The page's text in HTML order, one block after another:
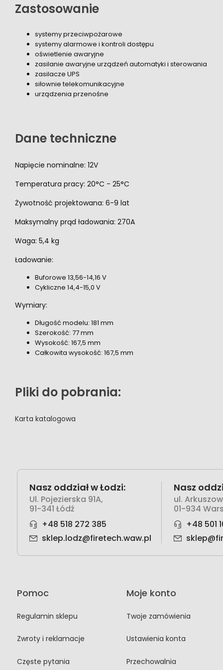
Zastosowanie
systemy przeciwpożarowe
systemy alarmowe i kontroli dostępu
oświetlenie awaryjne
zasilanie awaryjne urządzeń automatyki i sterowania
zasilacze UPS
siłownie telekomunikacyjne
urządzenia przenośne
Dane techniczne
Napięcie nominalne: 12V
Temperatura pracy: 20°C - 25°C
Żywotność projektowana: 6-9 lat
Maksymalny prąd ładowania: 270A
Waga: 5,4 kg
Ładowanie:
Buforowe 13,56-14,16 V
Cykliczne 14,4-15,0 V
Wymiary:
Długość modelu: 181 mm
Szerokość: 77 mm
Wysokość: 167,5 mm
Całkowita wysokość: 167,5 mm
Pliki do pobrania:
Karta katalogowa
Nasz oddział w Łodzi:
Ul. Pojezierska 91A,
91-341 Łódź
+48 518 272 385
sklep.lodz@firetech.waw.pl
Nasz
ul.
01-934
+48 501
Pomoc
Regulamin sklepu
Zwroty i reklamacje
Częste pytania
Moje konto
Twoje zamówienia
Ustawienia konta
Przechowalnia